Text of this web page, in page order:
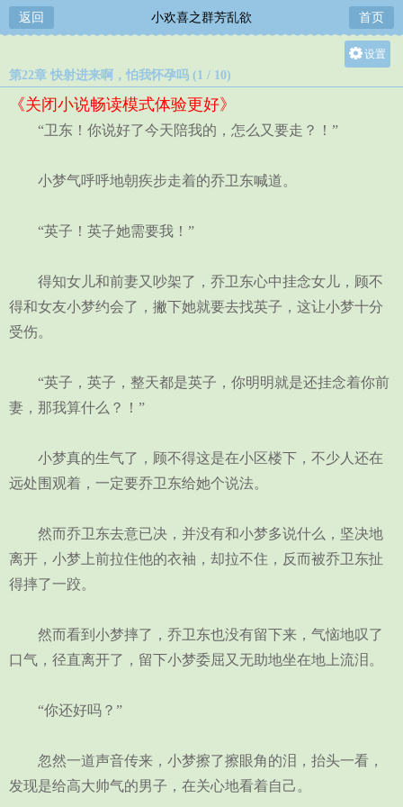
返回 小欢喜之群芳乱欲 首页
设置
第22章 快射进来啊，怕我怀孕吗 (1 / 10)
《关闭小说畅读模式体验更好》
“卫东！你说好了今天陪我的，怎么又要走？！”
小梦气呼呼地朝疾步走着的乔卫东喊道。
“英子！英子她需要我！”
得知女儿和前妻又吵架了，乔卫东心中挂念女儿，顾不
得和女友小梦约会了，撇下她就要去找英子，这让小梦十分
受伤。
“英子，英子，整天都是英子，你明明就是还挂念着你前
妻，那我算什么？！”
小梦真的生气了，顾不得这是在小区楼下，不少人还在
远处围观着，一定要乔卫东给她个说法。
然而乔卫东去意已决，并没有和小梦多说什么，坚决地
离开，小梦上前拉住他的衣袖，却拉不住，反而被乔卫东扯
得摔了一跤。
然而看到小梦摔了，乔卫东也没有留下来，气恼地叹了
口气，径直离开了，留下小梦委屈又无助地坐在地上流泪。
“你还好吗？”
忽然一道声音传来，小梦擦了擦眼角的泪，抬头一看，
发现是给高大帅气的男子，在关心地看着自己。